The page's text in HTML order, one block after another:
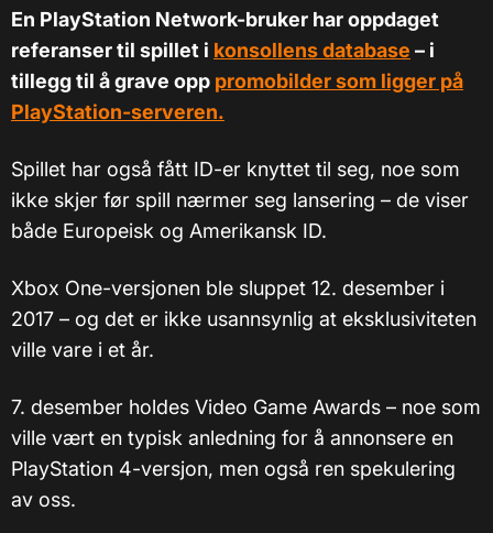
En PlayStation Network-bruker har oppdaget
referanser til spillet i konsollens database – i
tillegg til å grave opp promobilder som ligger på
PlayStation-serveren.
Spillet har også fått ID-er knyttet til seg, noe som
ikke skjer før spill nærmer seg lansering – de viser
både Europeisk og Amerikansk ID.
Xbox One-versjonen ble sluppet 12. desember i
2017 – og det er ikke usannsynlig at eksklusiviteten
ville vare i et år.
7. desember holdes Video Game Awards – noe som
ville vært en typisk anledning for å annonsere en
PlayStation 4-versjon, men også ren spekulering
av oss.